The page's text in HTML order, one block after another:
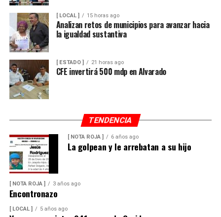
[ LOCAL ] 15 horas ago
Analizan retos de municipios para avanzar hacia
la igualdad sustantiva
[ ESTADO ] 21 horas ago
CFE invertirá 500 mdp en Alvarado
TENDENCIA
[ NOTA ROJA ] 6 años ago
La golpean y le arrebatan a su hijo
[ NOTA ROJA ] 3 años ago
Encontronazo
[ LOCAL ] 5 años ago